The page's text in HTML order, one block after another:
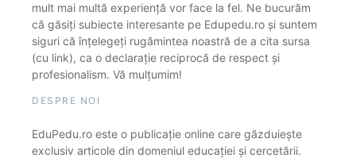
mult mai multă experiență vor face la fel. Ne bucurăm
că găsiți subiecte interesante pe Edupedu.ro și suntem
siguri că înțelegeți rugămintea noastră de a cita sursa
(cu link), ca o declarație reciprocă de respect și
profesionalism. Vă mulțumim!
DESPRE NOI
EduPedu.ro este o publicație online care găzduiește
exclusiv articole din domeniul educației și cercetării.